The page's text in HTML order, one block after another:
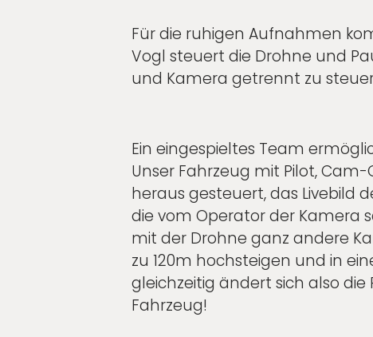
Für die ruhigen Aufnahmen
Vogl steuert die Drohne und
und Kamera getrennt zu
Ein eingespieltes Team
Unser Fahrzeug mit Pilot,
heraus gesteuert, das Livebild
die vom Operator der Kamera
mit der Drohne ganz andere
zu 120m hochsteigen und in
gleichzeitig ändert sich also
Fahrzeug!